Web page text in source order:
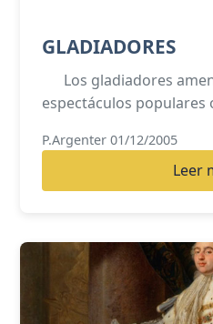
GLADIADORES
Los gladiadores
espectáculos populares
P.Argenter 01/12/2005
Leer